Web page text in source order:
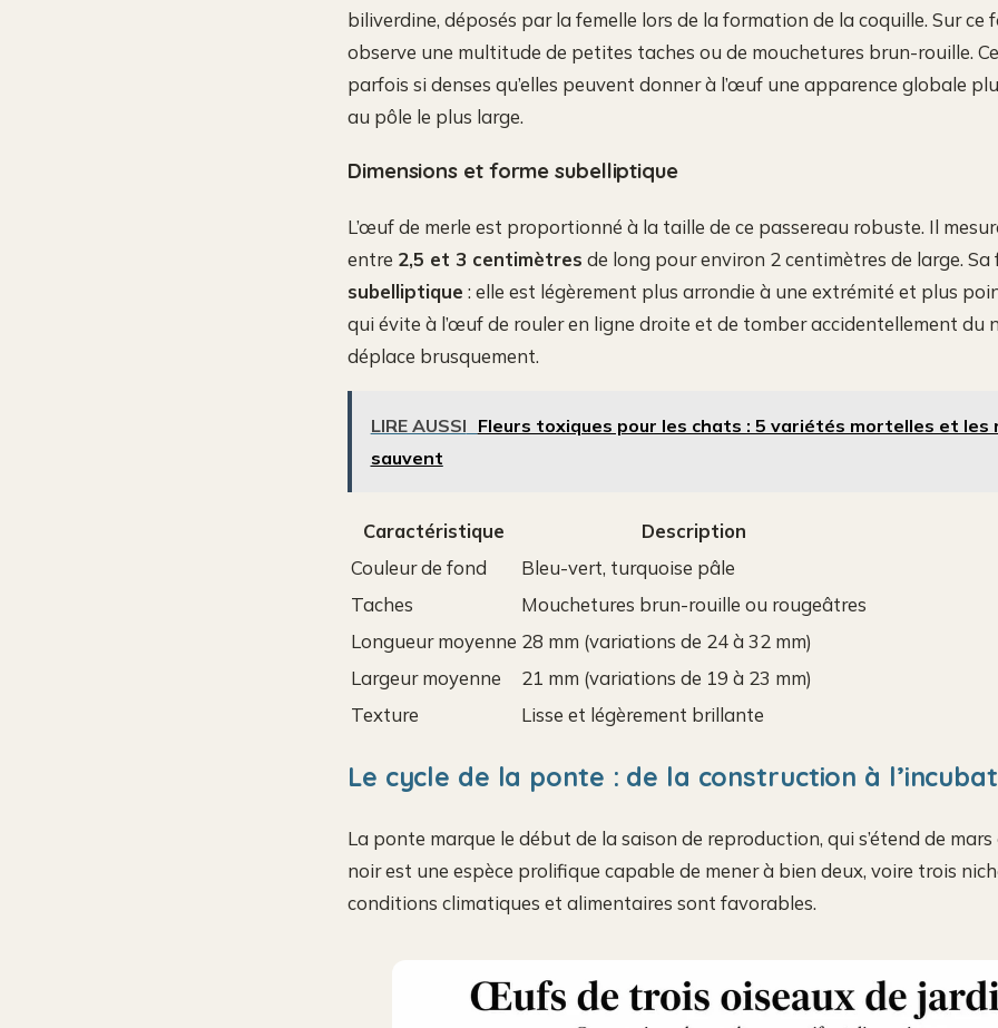
biliverdine, déposés par la femelle lors de la formation de la coquille. Sur ce
observe une multitude de petites taches ou de mouchetures brun-rouille.
parfois si denses qu’elles peuvent donner à l’œuf une apparence globale
au pôle le plus large.
Dimensions et forme subelliptique
L’œuf de merle est proportionné à la taille de ce passereau robuste. Il
entre 2,5 et 3 centimètres de long pour environ 2 centimètres de large.
subelliptique : elle est légèrement plus arrondie à une extrémité et plus
qui évite à l’œuf de rouler en ligne droite et de tomber accidentellement du
déplace brusquement.
LIRE AUSSI Fleurs toxiques pour les chats : 5 variétés mortelles et les
sauvent
Caractéristique
Description
Couleur de fond
Bleu-vert, turquoise pâle
Taches
Mouchetures brun-rouille ou rougeâtres
Longueur moyenne 28 mm (variations de 24 à 32 mm)
Largeur moyenne
21 mm (variations de 19 à 23 mm)
Texture
Lisse et légèrement brillante
Le cycle de la ponte : de la construction à
La ponte marque le début de la saison de reproduction, qui s’étend de mars
noir est une espèce prolifique capable de mener à bien deux, voire trois
conditions climatiques et alimentaires sont favorables.